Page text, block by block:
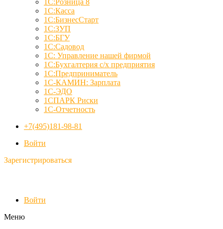
1С:Розница 8
1С:Касса
1С:БизнесСтарт
1С:ЗУП
1С:БГУ
1С:Садовод
1С: Управление нашей фирмой
1С:Бухгалтерия с/х предприятия
1С:Предприниматель
1С-КАМИН: Зарплата
1С-ЭДО
1СПАРК Риски
1С-Отчетность
+7(495)181-98-81
Войти
Зарегистрироваться
Войти
Меню